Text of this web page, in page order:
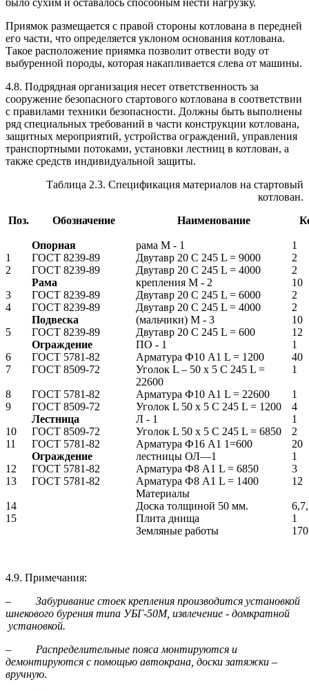
было сухим и оставалось способным нести нагрузку.
Приямок размещается с правой стороны котлована в передней
его части, что определяется уклоном основания котлована.
Такое расположение приямка позволит отвести воду от
выбуренной породы, которая накапливается слева от машины.
4.8. Подрядная организация несет ответственность за
сооружение безопасного стартового котлована в соответствии
с правилами техники безопасности. Должны быть выполнены
ряд специальных требований в части конструкции котлована,
защитных мероприятий, устройства ограждений, управления
транспортными потоками, установки лестниц в котлован, а
также средств индивидуальной защиты.
Таблица 2.3. Спецификация материалов на стартовый
котлован.
Поз.
Обозначение Наименование
Опорная рама М - 1
1
1
ГОСТ 8239-89 Двутавр 20 С 245 L = 9000
2
2
ГОСТ 8239-89 Двутавр 20 С 245 L = 4000
2
Рама
крепления М - 2
10
3
ГОСТ 8239-89 Двутавр 20 С 245 L = 6000
2
4
ГОСТ 8239-89 Двутавр 20 С 245 L = 4000
2
Подвеска
(мальчики) М - 3
10
5
ГОСТ 8239-89 Двутавр 20 С 245 L = 600
12
Ограждение
ПО - 1
1
6
ГОСТ 5781-82 Арматура Ф10 А1 L = 1200
40
7
ГОСТ 8509-72
Уголок L – 50 х 5 С 245 L =
22600
1
8 ГОСТ 5781-82 Арматура Ф10 А1 L = 22600
1
9
ГОСТ 8509-72 Уголок L 50 х 5 С 245 L = 1200
4
Лестница
Л - 1
1
10
ГОСТ 8509-72 Уголок L 50 х 5 С 245 L = 6850
2
11
ГОСТ 5781-82 Арматура Ф16 А1 1=600
20
Ограждение
лестницы ОЛ—1
1
12
ГОСТ 5781-82 Арматура Ф8 А1 L = 6850
3
13
ГОСТ 5781-82 Арматура Ф8 А1 L = 1400
12
Материалы
14
Доска толщиной 50 мм.
15
Плита днища
1
Земляные работы
170
4.9. Примечания:
– Забуривание стоек крепления производится установкой
шнекового бурения типа УБГ-50М, извлечение - домкратной
установкой.
– Распределительные пояса монтируются и
демонтируются с помощью автокрана, доски затяжки –
вручную.